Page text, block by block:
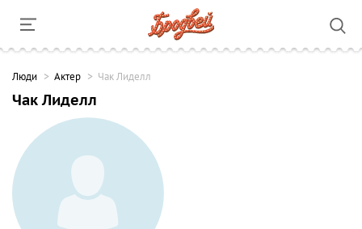
Люди Актер Чак Лиделл
Чак Лиделл